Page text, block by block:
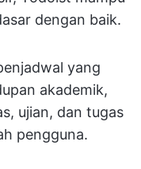
dengan baik.
yang
akademik,
ujian, dan tugas
pengguna.